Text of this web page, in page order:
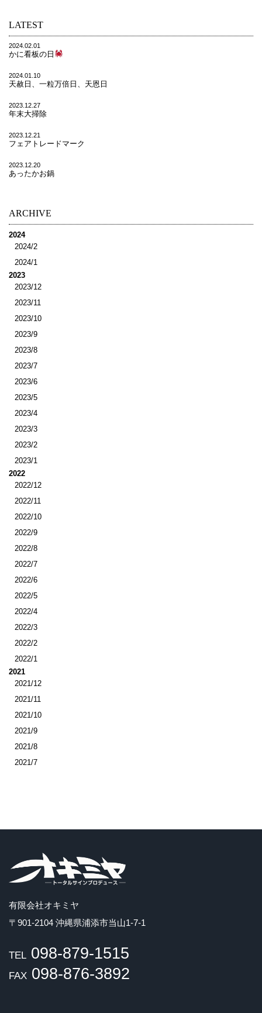
LATEST
2024.02.01
かに看板の日
2024.01.10
天赦日、一粒万倍日、天恩日
2023.12.27
年末大掃除
2023.12.21
フェアトレードマーク
2023.12.20
あったかお鍋
ARCHIVE
2024
2024/2
2024/1
2023
2023/12
2023/11
2023/10
2023/9
2023/8
2023/7
2023/6
2023/5
2023/4
2023/3
2023/2
2023/1
2022
2022/12
2022/11
2022/10
2022/9
2022/8
2022/7
2022/6
2022/5
2022/4
2022/3
2022/2
2022/1
2021
2021/12
2021/11
2021/10
2021/9
2021/8
2021/7
有限会社オキミヤ
〒901-2104 沖縄県浦添市当山1-7-1
TEL 098-879-1515
FAX 098-876-3892